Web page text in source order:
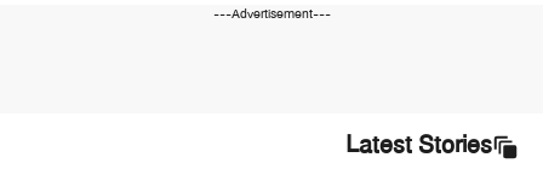
---Advertisement---
Latest Stories